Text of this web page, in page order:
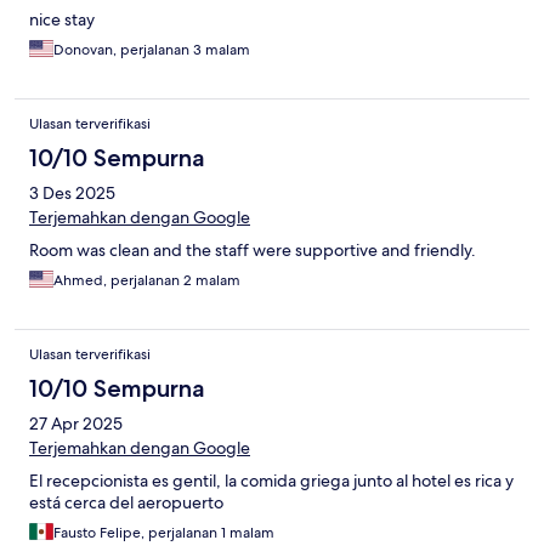
nice stay
Donovan, perjalanan 3 malam
Ulasan terverifikasi
10/10 Sempurna
3 Des 2025
Terjemahkan dengan Google
Room was clean and the staff were supportive and friendly.
Ahmed, perjalanan 2 malam
Ulasan terverifikasi
10/10 Sempurna
27 Apr 2025
Terjemahkan dengan Google
El recepcionista es gentil, la comida griega junto al hotel es rica y
está cerca del aeropuerto
Fausto Felipe, perjalanan 1 malam